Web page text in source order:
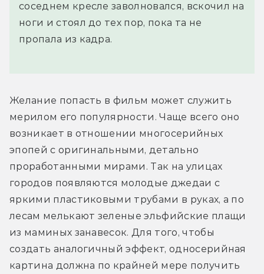
соседнем кресле заволновался, вскочил на
ноги и стоял до тех пор, пока та не
пропала из кадра.
Желание попасть в фильм может служить
мерилом его популярности. Чаще всего оно
возникает в отношении многосерийных
эпопей с оригинальными, детально
проработанными мирами. Так на улицах
городов появляются молодые джедаи с
яркими пластиковыми трубами в руках, а по
лесам мелькают зеленые эльфийские плащи
из маминых занавесок. Для того, чтобы
создать аналогичный эффект, односерийная
картина должна по крайней мере получить